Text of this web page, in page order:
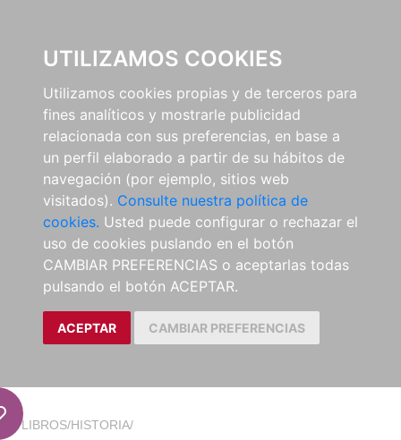
UTILIZAMOS COOKIES
Utilizamos cookies propias y de terceros para
fines analíticos y mostrarle publicidad
relacionada con sus preferencias, en base a
un perfil elaborado a partir de su hábitos de
navegación (por ejemplo, sitios web
visitados). Consulte nuestra política de
cookies. Usted puede configurar o rechazar el
uso de cookies puslando en el botón
CAMBIAR PREFERENCIAS o aceptarlas todas
pulsando el botón ACEPTAR.
ACEPTAR CAMBIAR PREFERENCIAS
LIBROS/HISTORIA/